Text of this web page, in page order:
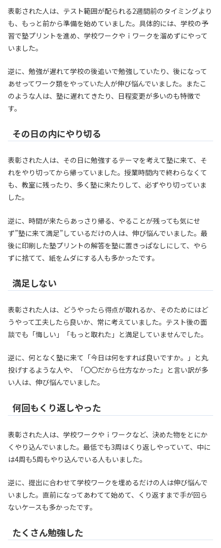
表彰された人は、テスト範囲が配られる2週間前のタイミングより
も、もっと前から準備を始めていました。具体的には、学校の予
習で塾プリントを進め、学校ワークやｉワークを溜めずにやって
いました。
逆に、勉強が遅れて学校の後追いで勉強していたり、後になって
あせってワーク類をやっていた人が伸び悩んでいました。またこ
のような人は、塾に遅れてきたり、日程変更が多いのも特徴で
す。
その日の内にやり切る
表彰された人は、その日に勉強するテーマを考えて塾に来て、そ
れをやり切ってから帰っていました。授業時間内で終わらなくて
も、教室に残ったり、多く塾に来たりして、必ずやり切っていま
した。
逆に、時間が来たらあっさり帰る、やることが残っても気にせ
ず”塾に来て満足”しているだけの人は、伸び悩んでいました。最
後に印刷した塾プリントの解答を塾に置きっぱなしにして、やら
ずに捨てて、紙をムダにする人も多かったです。
満足しない
表彰された人は、どうやったら得点が取れるか、そのためにはど
うやって工夫したら良いか、常に考えていました。テスト後の面
談でも「悔しい」「もっと取れた」と満足していませんでした。
逆に、何となく塾に来て「今日は何をすれば良いですか。」と丸
投げするような人や、「〇〇だから仕方なかった」と言い訳が多
い人は、伸び悩んでいました。
何回もくり返しやった
表彰された人は、学校ワークやｉワークなど、決めた物をとにか
くやり込んでいました。最低でも3周はくり返しやっていて、中に
は4周も5周もやり込んでいる人もいました。
逆に、提出に合わせて学校ワークを埋めるだけの人は伸び悩んで
いました。直前になってあわてて始めて、くり返すまで手が回ら
ないケースも多かったです。
たくさん勉強した